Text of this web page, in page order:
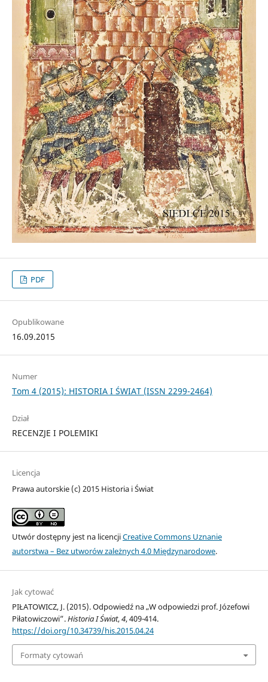
PDF
Opublikowane
16.09.2015
Numer
Tom 4 (2015): HISTORIA I ŚWIAT (ISSN 2299-2464)
Dział
RECENZJE I POLEMIKI
Licencja
Prawa autorskie (c) 2015 Historia i Świat
Utwór dostępny jest na licencjiCreative Commons Uznanie
autorstwa – Bez utworów zależnych 4.0 Międzynarodowe.
Jak cytować
PIŁATOWICZ, J. (2015). Odpowiedź na „W odpowiedzi prof. Józefowi
Piłatowiczowi”.Historia I Świat,4, 409-414.
https://doi.org/10.34739/his.2015.04.24
Formaty cytowań